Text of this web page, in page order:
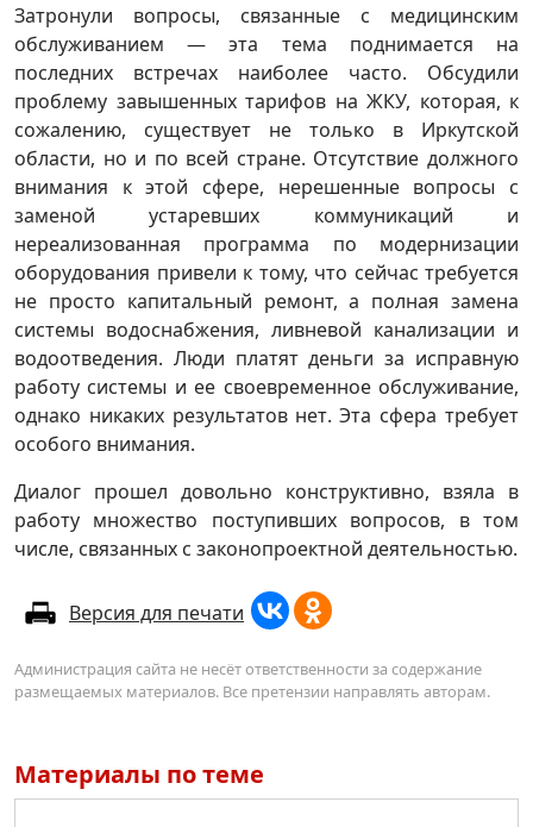
Затронули вопросы, связанные с медицинским
обслуживанием — эта тема поднимается на
последних встречах наиболее часто. Обсудили
проблему завышенных тарифов на ЖКУ, которая, к
сожалению, существует не только в Иркутской
области, но и по всей стране. Отсутствие должного
внимания к этой сфере, нерешенные вопросы с
заменой устаревших коммуникаций и
нереализованная программа по модернизации
оборудования привели к тому, что сейчас требуется
не просто капитальный ремонт, а полная замена
системы водоснабжения, ливневой канализации и
водоотведения. Люди платят деньги за исправную
работу системы и ее своевременное обслуживание,
однако никаких результатов нет. Эта сфера требует
особого внимания.
Диалог прошел довольно конструктивно, взяла в
работу множество поступивших вопросов, в том
числе, связанных с законопроектной деятельностью.
Версия для печати
Администрация сайта не несёт ответственности за содержание
размещаемых материалов. Все претензии направлять авторам.
Материалы по теме